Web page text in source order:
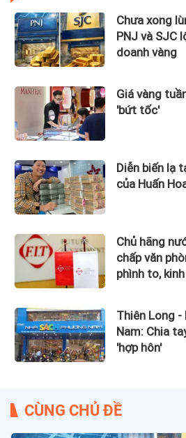
Chưa xong
PNJ và SJC
doanh vàng
Giá vàng
'bứt tốc'
Diễn biến lạ
của Huấn
Chủ hãng
chấp văn
phình to,
Thiên Long -
Nam: Chia
'hợp hôn'
CÙNG CHỦ ĐỀ